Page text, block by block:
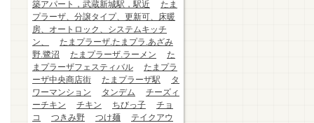
築アパート，武蔵新城駅，駅近
たま
プラーザ、分譲タイプ、更新可、床暖
房、オートロック、システムキッチ
ン、
たまプラーザ.たまプラ.あざみ
野.鷺沼
たまプラーザ.ラーメン
た
まプラーザフェスティバル
たまプラ
ーザ中央商店街
たまプラーザ駅
タ
ワーマンション
タンデム
チーズィ
ーチキン
チキン ちびっ子
チョ
コ
つきみ野 つけ麺
テイクアウ